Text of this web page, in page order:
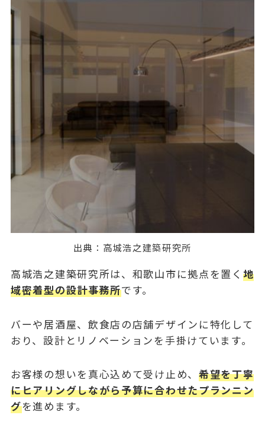
出典： 高城浩之建築研究所
高城浩之建築研究所は、和歌山市に拠点を置く 地
域密着型の設計事務所です。
バーや居酒屋、飲食店の店舗デザインに特化して
おり、設計とリノベーションを手掛けています。
お客様の想いを真心込めて受け止め、 希望を丁寧
にヒアリングしながら予算に合わせたプランニン
グを進めます。